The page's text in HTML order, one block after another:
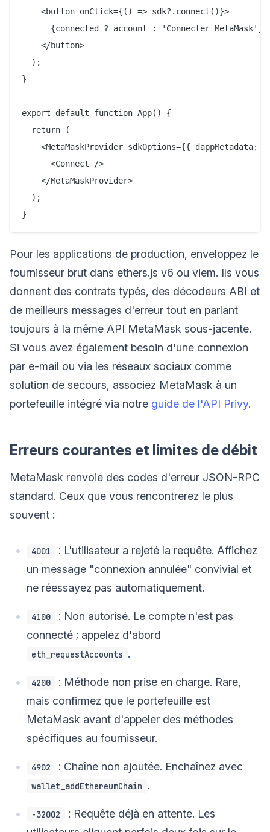
    <button onClick={() => sdk?.connect()}>
      {connected ? account : 'Connecter MetaMask'}
    </button>
  );
}
export default function App() {
  return (
<MetaMaskProvider sdkOptions={{ dappMetadata:
      <Connect />
    </MetaMaskProvider>
  );
Pour les applications de production, enveloppez le
fournisseur brut dans ethers.js v6 ou viem. Ils vous
donnent des contrats typés, des décodeurs ABI et
de meilleurs messages d'erreur tout en parlant
toujours à la même API MetaMask sous-jacente.
Si vous avez également besoin d'une connexion
par e-mail ou via les réseaux sociaux comme
solution de secours, associez MetaMask à un
portefeuille intégré via notre guide de l'API Privy.
Erreurs courantes et limites de débit
MetaMask renvoie des codes d'erreur JSON-RPC
standard. Ceux que vous rencontrerez le plus
souvent :
4001
: L'utilisateur a rejeté la requête. Affichez
un message "connexion annulée" convivial et
ne réessayez pas automatiquement.
4100
: Non autorisé. Le compte n'est pas
connecté ; appelez d'abord
eth_requestAccounts .
4200
: Méthode non prise en charge. Rare,
mais confirmez que le portefeuille est
MetaMask avant d'appeler des méthodes
spécifiques au fournisseur.
4902 : Chaîne non ajoutée. Enchaînez avec
wallet_addEthereumChain .
-32002
: Requête déjà en attente. Les